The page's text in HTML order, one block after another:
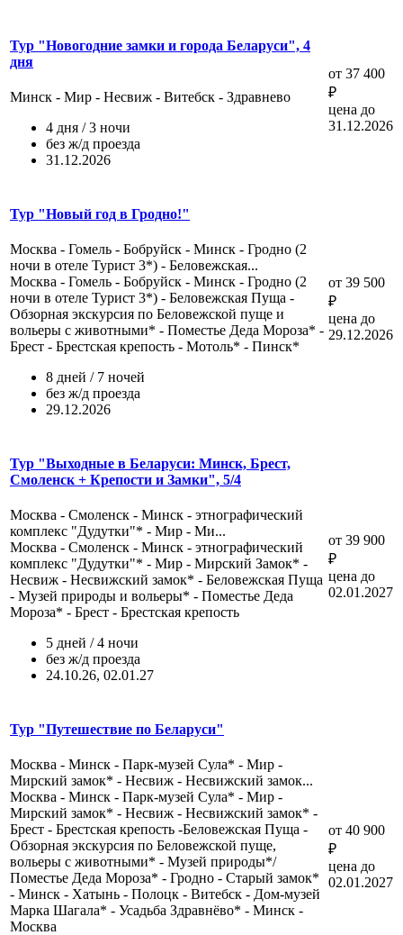
Тур "Новогодние замки и города Беларуси", 4
дня
Минск - Мир - Несвиж - Витебск - Здравнево
4 дня / 3 ночи
без ж/д проезда
31.12.2026
от 37 400
₽
цена до
31.12.2026
Тур "Новый год в Гродно!"
Москва - Гомель - Бобруйск - Минск - Гродно (2
ночи в отеле Турист 3*) - Беловежская...
Москва - Гомель - Бобруйск - Минск - Гродно (2
ночи в отеле Турист 3*) - Беловежская Пуща -
Обзорная экскурсия по Беловежской пуще и
вольеры с животными* - Поместье Деда Мороза* -
Брест - Брестская крепость - Мотоль* - Пинск*
8 дней / 7 ночей
без ж/д проезда
29.12.2026
от 39 500
₽
цена до
29.12.2026
Тур "Выходные в Беларуси: Минск, Брест,
Смоленск + Крепости и Замки", 5/4
Москва - Смоленск - Минск - этнографический
комплекс "Дудутки"* - Мир - Ми...
Москва - Смоленск - Минск - этнографический
комплекс "Дудутки"* - Мир - Мирский Замок* -
Несвиж - Несвижский замок* - Беловежская Пуща
- Музей природы и вольеры* - Поместье Деда
Мороза* - Брест - Брестская крепость
5 дней / 4 ночи
без ж/д проезда
24.10.26, 02.01.27
от 39 900
₽
цена до
02.01.2027
Тур "Путешествие по Беларуси"
Москва - Минск - Парк-музей Сула* - Мир -
Мирский замок* - Несвиж - Несвижский замок...
Москва - Минск - Парк-музей Сула* - Мир -
Мирский замок* - Несвиж - Несвижский замок* -
Брест - Брестская крепость -Беловежская Пуща -
Обзорная экскурсия по Беловежской пуще,
вольеры с животными* - Музей природы*/
Поместье Деда Мороза* - Гродно - Старый замок*
- Минск - Хатынь - Полоцк - Витебск - Дом-музей
Марка Шагала* - Усадьба Здравнёво* - Минск -
Москва
от 40 900
₽
цена до
02.01.2027